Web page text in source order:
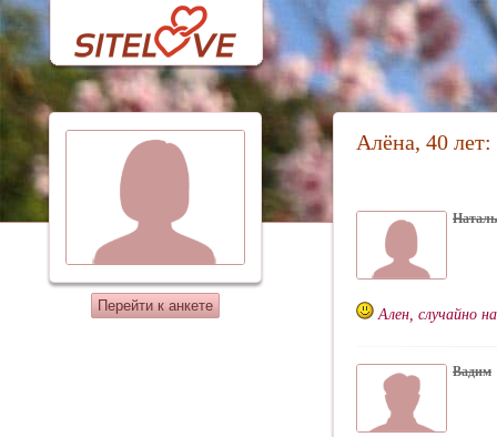
Перейти к анкете
Алёна, 40
Ален, случайно
Вадим